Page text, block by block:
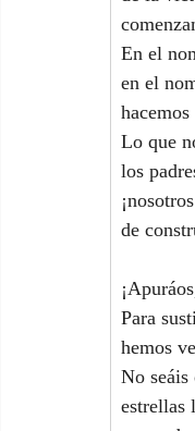
En el
en el
Lo que
los
de
Para
hemos
No seáis
estrellas